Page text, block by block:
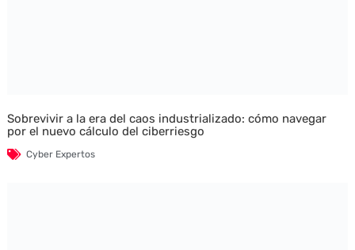
Sobrevivir a la era del caos industrializado: cómo navegar
por el nuevo cálculo del ciberriesgo
Cyber Expertos